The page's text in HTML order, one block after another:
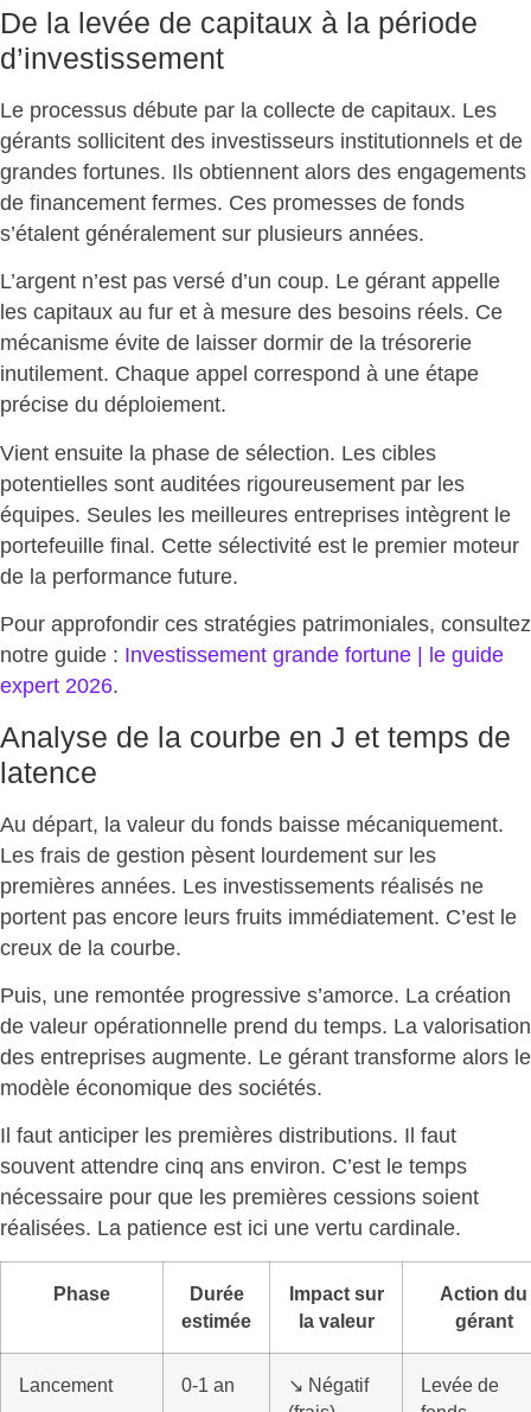
De la levée de capitaux à la période
d’investissement
Le processus débute par la collecte de capitaux. Les
gérants sollicitent des investisseurs institutionnels et de
grandes fortunes. Ils obtiennent alors des engagements
de financement fermes. Ces promesses de fonds
s’étalent généralement sur plusieurs années.
L’argent n’est pas versé d’un coup. Le gérant appelle
les capitaux au fur et à mesure des besoins réels. Ce
mécanisme évite de laisser dormir de la trésorerie
inutilement. Chaque appel correspond à une étape
précise du déploiement.
Vient ensuite la phase de sélection. Les cibles
potentielles sont auditées rigoureusement par les
équipes. Seules les meilleures entreprises intègrent le
portefeuille final. Cette sélectivité est le premier moteur
de la performance future.
Pour approfondir ces stratégies patrimoniales, consultez
notre guide : Investissement grande fortune | le guide
expert 2026.
Analyse de la courbe en J et temps de
latence
Au départ, la valeur du fonds baisse mécaniquement.
Les frais de gestion pèsent lourdement sur les
premières années. Les investissements réalisés ne
portent pas encore leurs fruits immédiatement. C’est le
creux de la courbe.
Puis, une remontée progressive s’amorce. La création
de valeur opérationnelle prend du temps. La valorisation
des entreprises augmente. Le gérant transforme alors le
modèle économique des sociétés.
Il faut anticiper les premières distributions. Il faut
souvent attendre cinq ans environ. C’est le temps
nécessaire pour que les premières cessions soient
réalisées. La patience est ici une vertu cardinale.
Phase
Durée
estimée
Impact sur
la valeur
Action du
gérant
Lancement 0-1 an
↘️ Négatif
Levée de